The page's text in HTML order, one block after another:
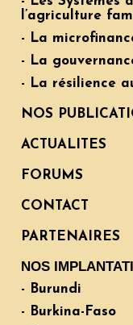
l’agriculture
- La
- La
- La résilience
NOS
ACTUALITES
FORUMS
CONTACT
PARTENAIRES
NOS
- Burundi
- Burkina-Faso